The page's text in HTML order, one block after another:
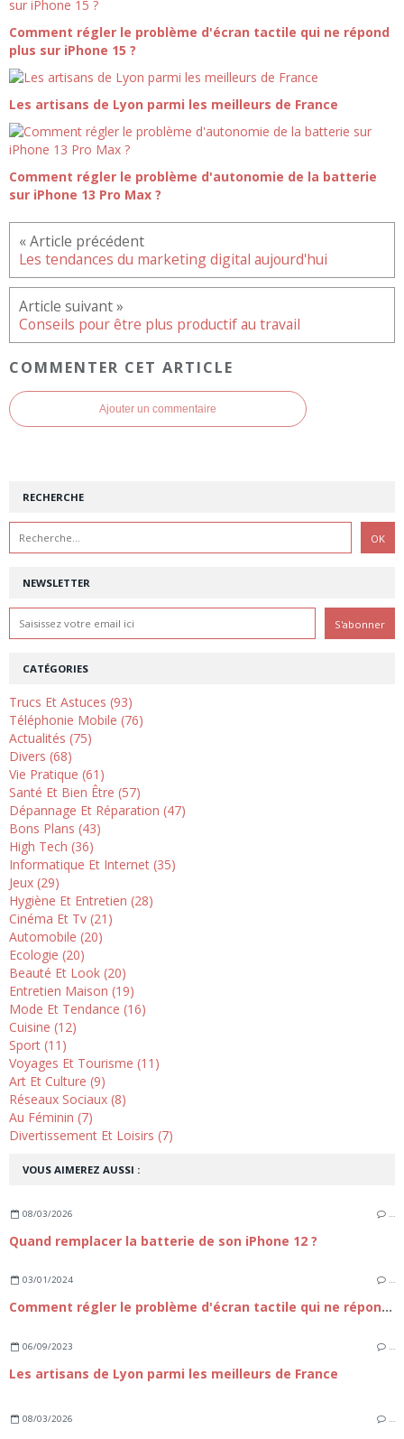
Comment régler le problème d'écran tactile qui ne répond
plus sur iPhone 15 ?
Les artisans de Lyon parmi les meilleurs de France
Comment régler le problème d'autonomie de la batterie
sur iPhone 13 Pro Max ?
Les tendances du marketing digital aujourd'hui
Conseils pour être plus productif au travail
COMMENTER CET ARTICLE
Ajouter un commentaire
NEWSLETTER
RECHERCHE
VOUS AIMEREZ AUSSI :
08/03/2026 …
Quand remplacer la batterie de son iPhone 12 ?
03/01/2024 …
Comment régler le problème d'écran tactile qui ne répond plus sur iPhone 15 ?
06/09/2023 …
Les artisans de Lyon parmi les meilleurs de France
08/03/2026
CATÉGORIES
Trucs Et Astuces (93)
Téléphonie Mobile (76)
Actualités (75)
Divers (68)
Vie Pratique (61)
Santé Et Bien Être (57)
Dépannage Et Réparation (47)
Bons Plans (43)
High Tech (36)
Informatique Et Internet (35)
Jeux (29)
Hygiène Et Entretien (28)
Cinéma Et Tv (21)
Automobile (20)
Ecologie (20)
Beauté Et Look (20)
Entretien Maison (19)
Mode Et Tendance (16)
Cuisine (12)
Sport (11)
Voyages Et Tourisme (11)
Art Et Culture (9)
Réseaux Sociaux (8)
Au Féminin (7)
Divertissement Et Loisirs (7)